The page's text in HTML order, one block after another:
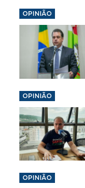
OPINIÃO
OPINIÃO
OPINIÃO